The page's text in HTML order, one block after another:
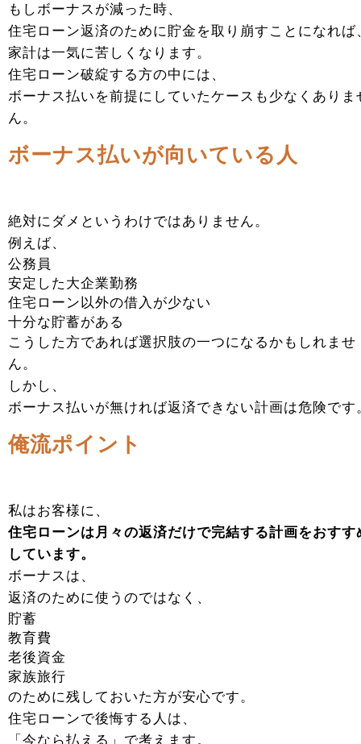
もしボーナスが減った時、
住宅ローン返済のために貯金を取り崩すことになれば
家計は一気に苦しくなります。
住宅ローン破綻する方の中には、
ボーナス払いを前提にしていたケースも少なくありま
ん。
ボーナス払いが向いている人
絶対にダメというわけではありません。
例えば、
公務員
安定した大企業勤務
住宅ローン以外の借入が少ない
十分な貯蓄がある
こうした方であれば選択肢の一つになるかもしれませ
ん。
しかし、
ボーナス払いが無ければ返済できない計画は危険です
俺流ポイント
私はお客様に、
住宅ローンは月々の返済だけで完結する計画をおすす
しています。
ボーナスは、
返済のために使うのではなく、
貯蓄
教育費
老後資金
家族旅行
のために残しておいた方が安心です。
住宅ローンで後悔する人は、
「今なら払える」で考えます。